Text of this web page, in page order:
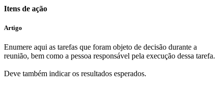
Itens de ação
Artigo
Enumere aqui as tarefas que foram objeto de decisão durante a
reunião, bem como a pessoa responsável pela execução dessa tarefa.
Deve também indicar os resultados esperados.